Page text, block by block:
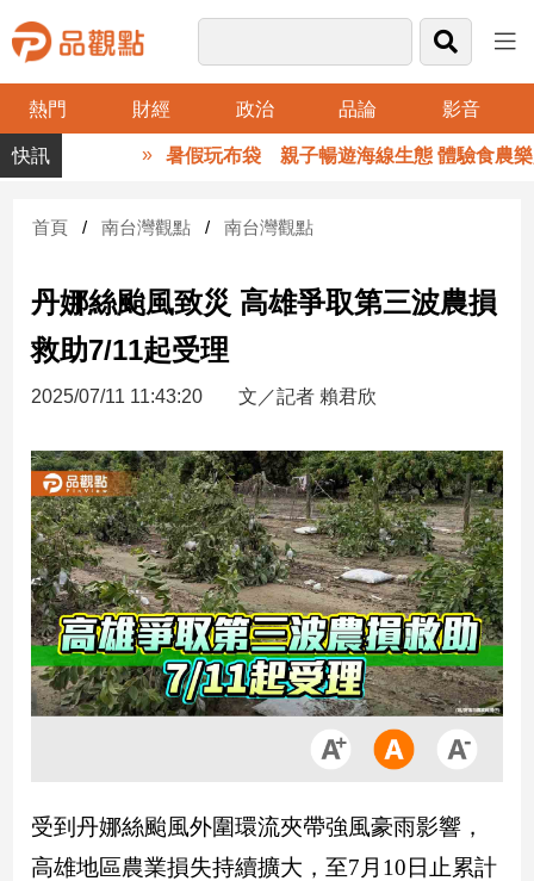
熱門 財經 政治 品論 影音
品
觀
財
台
財
新
產
經/
股
市
房
地
產
品
政
治
暑假玩布袋 親子暢遊海線生態 體驗食農樂趣
首頁 南台灣觀點 南台灣觀點
丹娜絲颱風致災 高雄爭取第三波農損
救助7/11起受理
2025/07/11 11:43:20 文／記者 賴君欣
受到丹娜絲颱風外圍環流夾帶強風豪雨影響，
高雄地區農業損失持續擴大，至7月10日止累計